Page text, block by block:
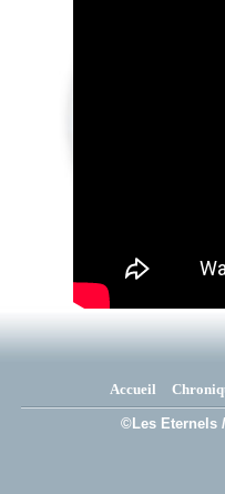
Accueil
©Les Eternels